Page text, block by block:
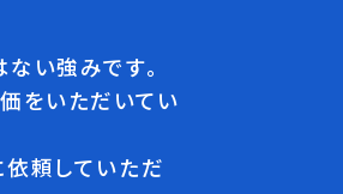
い強みです。
をいただいてい
依頼していただ